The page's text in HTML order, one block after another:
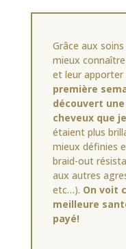
Grâce aux
mieux
et leur apporter
première
découvert
cheveux que
étaient plus
mieux définies
braid-out
aux autres
etc…). On voit
meilleure
payé!